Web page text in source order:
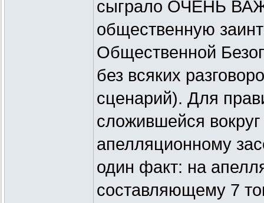
сыграло ОЧЕНЬ
общественную
Общественной
без всяких
сценарий). Для
сложившейся
апелляционному
один факт: на
составляющему 7